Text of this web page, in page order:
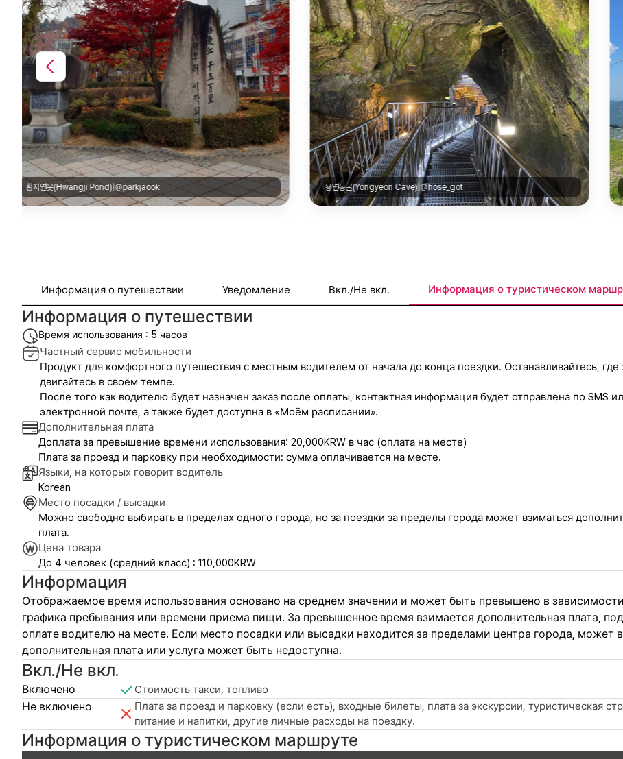
용연동굴(Yongyeon Cave)|@hose_got 바람의 언덕 (Windy Hill)|@chaeda7
Информация о путешествии Уведомление Вкл./Не вкл. Информация о туристическом
Информация о путешествии
Время использования : 5 часов
Частный сервис мобильности
Продукт для комфортного путешествия с местным водителем от начала до конца поездки. Останавливайтесь, где
двигайтесь в своём темпе.
После того как водителю будет назначен заказ после оплаты, контактная информация будет отправлена по SMS
электронной почте, а также будет доступна в «Моём расписании».
Дополнительная плата
Доплата за превышение времени использования: 20,000KRW в час (оплата на месте)
Плата за проезд и парковку при необходимости: сумма оплачивается на месте.
Языки, на которых говорит водитель
Korean
Место посадки / высадки
Можно свободно выбирать в пределах одного города, но за поездки за пределы города может взиматься
плата.
Цена товара
До 4 человек (средний класс) : 110,000KRW
Информация
Отображаемое время использования основано на среднем значении и может быть превышено в
графика пребывания или времени приема пищи. За превышенное время взимается дополнительная плата,
оплате водителю на месте. Если место посадки или высадки находится за пределами центра города, может
дополнительная плата или услуга может быть недоступна.
Вкл./Не вкл.
Включено Стоимость такси, топливо
Не включено
Плата за проезд и парковку (если есть), входные билеты, плата за экскурсии, туристическая
питание и напитки, другие личные расходы на поездку.
Информация о туристическом маршруте